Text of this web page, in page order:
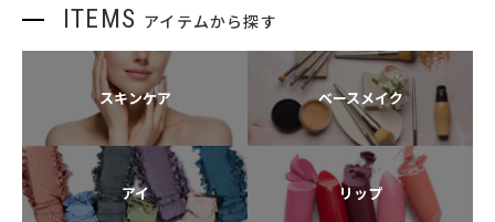
ITEMS アイテムから探す
スキンケア ベースメイク
アイ リップ